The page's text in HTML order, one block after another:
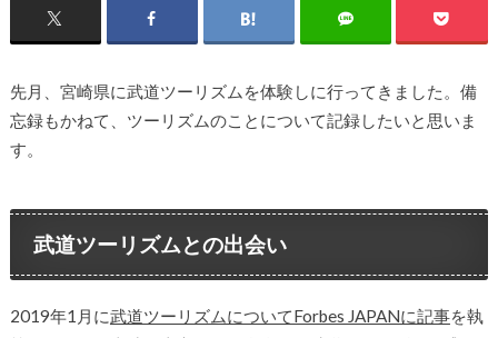
先月、宮崎県に武道ツーリズムを体験しに行ってきました。備
忘録もかねて、ツーリズムのことについて記録したいと思いま
す。
武道ツーリズムとの出会い
2019年1月に武道ツーリズムについてForbes JAPANに記事を執